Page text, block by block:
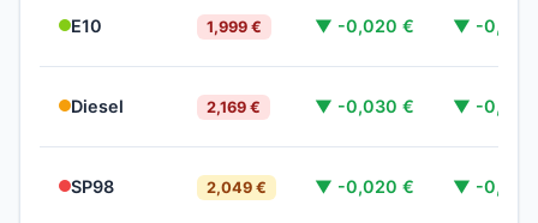
E10 1,999 € ▼ -0,020 € ▼ -0,020
Diesel 2,169 € ▼ -0,030 € ▼ -0,020
SP98 2,049 € ▼ -0,020 € ▼ -0,060